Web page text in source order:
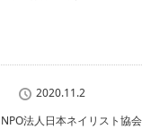
2020.11.2
NPO法人日本ネイリスト協